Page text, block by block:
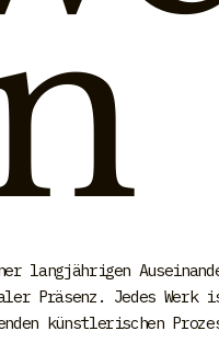
langjährigen
Präsenz. Jedes Werk
künstlerischen